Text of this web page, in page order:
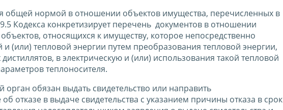
общей нормой в отношении объектов имущества, перечисленных в
Кодекса конкретизирует перечень документов в отношении
относящихся к имуществу, которое непосредственно
и (или) тепловой энергии путем преобразования тепловой энергии,
в электрическую и (или) использования такой тепловой
теплоносителя.
орган обязан выдать свидетельство или направить
отказе в выдаче свидетельства с указанием причины отказа в срок